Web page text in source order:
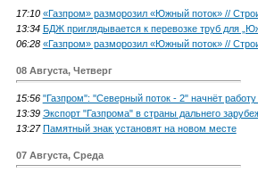
17:10 «Газпром» разморозил «Южный поток» //
13:34 БДЖ приглядывается к перевозке труб для
06:28 «Газпром» разморозил «Южный поток» //
08 Августа, Четверг
15:56 "Газпром'': ''Северный поток - 2" начнёт работу
13:39 Экспорт "Газпрома" в страны дальнего
13:27 Памятный знак установят на новом месте
07 Августа, Среда